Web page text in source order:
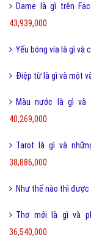
Dame là gì trên
43,939,000
Yếu bóng vía là gì và
Điệp từ là gì và một
Màu nước là gì và
40,269,000
Tarot là gì và
38,886,000
Như thế nào thì
Thơ mới là gì và
36,540,000